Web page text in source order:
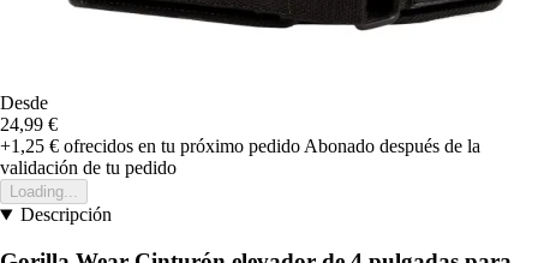
Desde
24,99 €
+1,25 € ofrecidos en tu próximo pedido Abonado después de la
validación de tu pedido
Loading...
Descripción